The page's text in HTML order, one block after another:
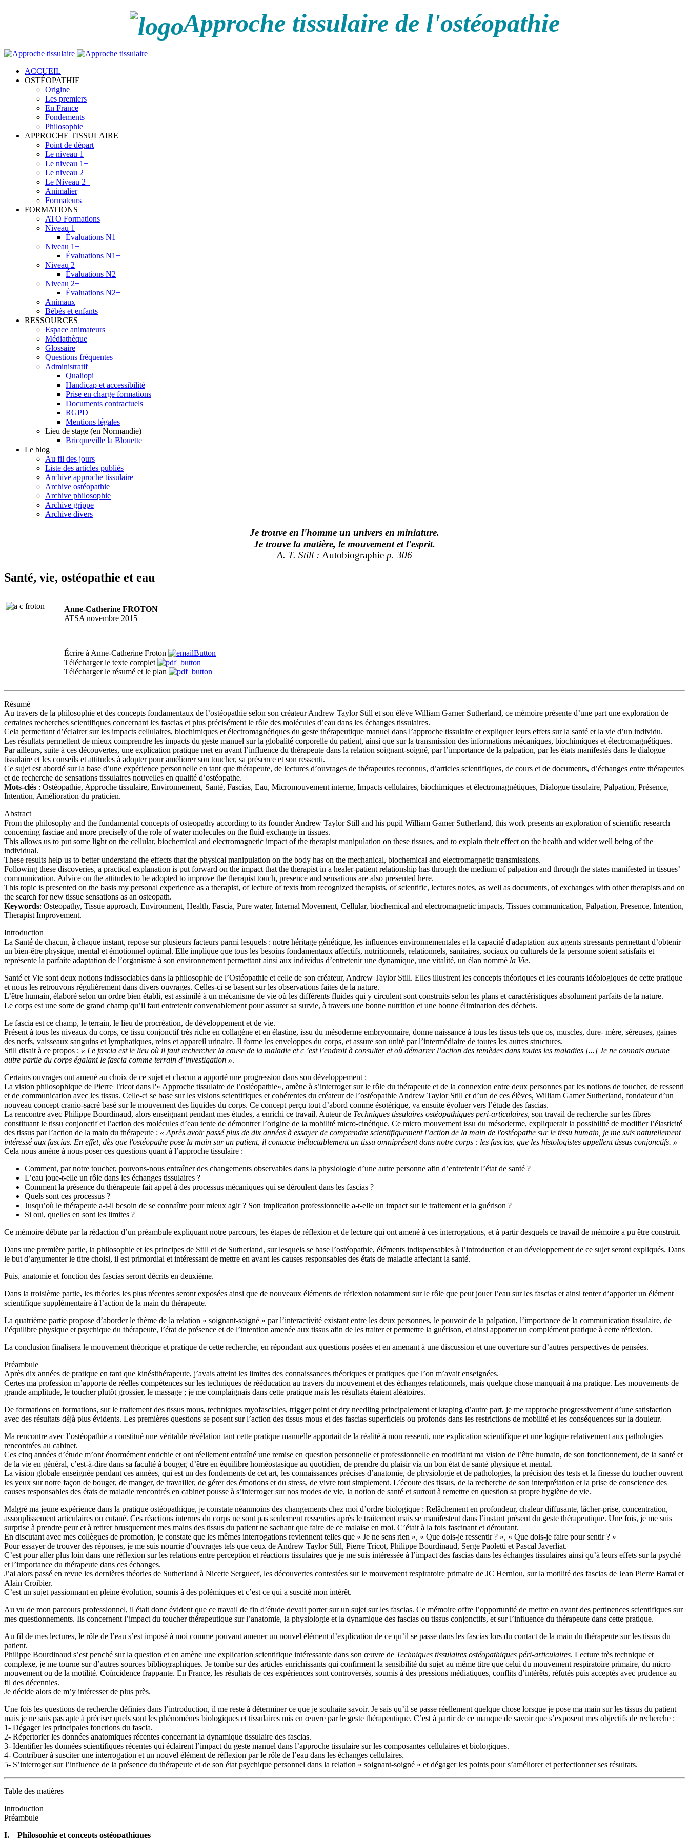
Approche tissulaire de l'ostéopathie
ACCUEIL
OSTÉOPATHIE
Origine
Les premiers
En France
Fondements
Philosophie
APPROCHE TISSULAIRE
Point de départ
Le niveau 1
Le niveau 1+
Le niveau 2
Le Niveau 2+
Animalier
Formateurs
FORMATIONS
ATO Formations
Niveau 1
Évaluations N1
Niveau 1+
Évaluations N1+
Niveau 2
Évaluations N2
Niveau 2+
Évaluations N2+
Animaux
Bébés et enfants
RESSOURCES
Espace animateurs
Médiathèque
Glossaire
Questions fréquentes
Administratif
Qualiopi
Handicap et accessibilité
Prise en charge formations
Documents contractuels
RGPD
Mentions légales
Lieu de stage (en Normandie)
Bricqueville la Blouette
Le blog
Au fil des jours
Liste des articles publiés
Archive approche tissulaire
Archive ostéopathie
Archive philosophie
Archive grippe
Archive divers
Je trouve en l'homme un univers en miniature.
Je trouve la matière, le mouvement et l'esprit.
A. T. Still : Autobiographie p. 306
Santé, vie, ostéopathie et eau
Anne-Catherine FROTON
ATSA novembre 2015
Écrire à Anne-Catherine Froton
Télécharger le texte complet
Télécharger le résumé et le plan
Résumé
Au travers de la philosophie et des concepts fondamentaux de l’ostéopathie selon son créateur Andrew Taylor Still et son élève William Garner Sutherland, ce mémoire présente d’une part une exploration de
certaines recherches scientifiques concernant les fascias et plus précisément le rôle des molécules d’eau dans les échanges tissulaires.
Cela permettant d’éclairer sur les impacts cellulaires, biochimiques et électromagnétiques du geste thérapeutique manuel dans l’approche tissulaire et expliquer leurs effets sur la santé et la vie d’un individu.
Les résultats permettent de mieux comprendre les impacts du geste manuel sur la globalité corporelle du patient, ainsi que sur la transmission des informations mécaniques, biochimiques et électromagnétiques.
Par ailleurs, suite à ces découvertes, une explication pratique met en avant l’influence du thérapeute dans la relation soignant-soigné, par l’importance de la palpation, par les états manifestés dans le dialogue
tissulaire et les conseils et attitudes à adopter pour améliorer son toucher, sa présence et son ressenti.
Ce sujet est abordé sur la base d’une expérience personnelle en tant que thérapeute, de lectures d’ouvrages de thérapeutes reconnus, d’articles scientifiques, de cours et de documents, d’échanges entre thérapeutes
et de recherche de sensations tissulaires nouvelles en qualité d’ostéopathe.
Mots-clés : Ostéopathie, Approche tissulaire, Environnement, Santé, Fascias, Eau, Micromouvement interne, Impacts cellulaires, biochimiques et électromagnétiques, Dialogue tissulaire, Palpation, Présence,
Intention, Amélioration du praticien.
Abstract
From the philosophy and the fundamental concepts of osteopathy according to its founder Andrew Taylor Still and his pupil William Gamer Sutherland, this work presents an exploration of scientific research
concerning fasciae and more precisely of the role of water molecules on the fluid exchange in tissues.
This allows us to put some light on the cellular, biochemical and electromagnetic impact of the therapist manipulation on these tissues, and to explain their effect on the health and wider well being of the
individual.
These results help us to better understand the effects that the physical manipulation on the body has on the mechanical, biochemical and electromagnetic transmissions.
Following these discoveries, a practical explanation is put forward on the impact that the therapist in a healer-patient relationship has through the medium of palpation and through the states manifested in tissues’
communication. Advice on the attitudes to be adopted to improve the therapist touch, presence and sensations are also presented here.
This topic is presented on the basis my personal experience as a therapist, of lecture of texts from recognized therapists, of scientific, lectures notes, as well as documents, of exchanges with other therapists and on
the search for new tissue sensations as an osteopath.
Keywords: Osteopathy, Tissue approach, Environment, Health, Fascia, Pure water, Internal Movement, Cellular, biochemical and electromagnetic impacts, Tissues communication, Palpation, Presence, Intention,
Therapist Improvement.
Introduction
La Santé de chacun, à chaque instant, repose sur plusieurs facteurs parmi lesquels : notre héritage génétique, les influences environnementales et la capacité d'adaptation aux agents stressants permettant d’obtenir
un bien-être physique, mental et émotionnel optimal. Elle implique que tous les besoins fondamentaux affectifs, nutritionnels, relationnels, sanitaires, sociaux ou culturels de la personne soient satisfaits et
représente la parfaite adaptation de l’organisme à son environnement permettant ainsi aux individus d’entretenir une dynamique, une vitalité, un élan nommé la Vie.
Santé et Vie sont deux notions indissociables dans la philosophie de l’Ostéopathie et celle de son créateur, Andrew Taylor Still. Elles illustrent les concepts théoriques et les courants idéologiques de cette pratique
et nous les retrouvons régulièrement dans divers ouvrages. Celles-ci se basent sur les observations faites de la nature.
L’être humain, élaboré selon un ordre bien établi, est assimilé à un mécanisme de vie où les différents fluides qui y circulent sont construits selon les plans et caractéristiques absolument parfaits de la nature.
Le corps est une sorte de grand champ qu’il faut entretenir convenablement pour assurer sa survie, à travers une bonne nutrition et une bonne élimination des déchets.
Le fascia est ce champ, le terrain, le lieu de procréation, de développement et de vie.
Présent à tous les niveaux du corps, ce tissu conjonctif très riche en collagène et en élastine, issu du mésoderme embryonnaire, donne naissance à tous les tissus tels que os, muscles, dure- mère, séreuses, gaines
des nerfs, vaisseaux sanguins et lymphatiques, reins et appareil urinaire. Il forme les enveloppes du corps, et assure son unité par l’intermédiaire de toutes les autres structures.
Still disait à ce propos : « Le fascia est le lieu où il faut rechercher la cause de la maladie et c ’est l’endroit à consulter et où démarrer l’action des remèdes dans toutes les maladies [...] Je ne connais aucune
autre partie du corps égalant le fascia comme terrain d’investigation ».
Certains ouvrages ont amené au choix de ce sujet et chacun a apporté une progression dans son développement :
La vision philosophique de Pierre Tricot dans l'« Approche tissulaire de l’ostéopathie», amène à s’interroger sur le rôle du thérapeute et de la connexion entre deux personnes par les notions de toucher, de ressenti
et de communication avec les tissus. Celle-ci se base sur les visions scientifiques et cohérentes du créateur de l’ostéopathie Andrew Taylor Still et d’un de ces élèves, William Gamer Sutherland, fondateur d’un
nouveau concept cranio-sacré basé sur le mouvement des liquides du corps. Ce concept perçu tout d’abord comme ésotérique, va ensuite évoluer vers l’étude des fascias.
La rencontre avec Philippe Bourdinaud, alors enseignant pendant mes études, a enrichi ce travail. Auteur de Techniques tissulaires ostéopathiques peri-articulaires, son travail de recherche sur les fibres
constituant le tissu conjonctif et l’action des molécules d’eau tente de démontrer l’origine de la mobilité micro-cinétique. Ce micro mouvement issu du mésoderme, expliquerait la possibilité de modifier l’élasticité
des tissus par l’action de la main du thérapeute : « Après avoir passé plus de dix années à essayer de comprendre scientifiquement l’action de la main de l'ostéopathe sur le tissu humain, je me suis naturellement
intéressé aux fascias. En effet, dès que l'ostéopathe pose la main sur un patient, il contacte inéluctablementun tissu omniprésent dans notre corps : les fascias, que les histologistes appellent tissus conjonctifs. »
Cela nous amène à nous poser ces questions quant à l’approche tissulaire :
Comment, par notre toucher, pouvons-nous entraîner des changements observables dans la physiologie d’une autre personne afin d’entretenir l’état de santé ?
L’eau joue-t-elle un rôle dans les échanges tissulaires ?
Comment la présence du thérapeute fait appel à des processus mécaniques qui se déroulent dans les fascias ?
Quels sont ces processus ?
Jusqu’où le thérapeute a-t-il besoin de se connaître pour mieux agir ? Son implication professionnelle a-t-elle un impact sur le traitement et la guérison ?
Si oui, quelles en sont les limites ?
Ce mémoire débute par la rédaction d’un préambule expliquant notre parcours, les étapes de réflexion et de lecture qui ont amené à ces interrogations, et à partir desquels ce travail de mémoire a pu être construit.
Dans une première partie, la philosophie et les principes de Still et de Sutherland, sur lesquels se base l’ostéopathie, éléments indispensables à l’introduction et au développement de ce sujet seront expliqués. Dans
le but d’argumenter le titre choisi, il est primordial et intéressant de mettre en avant les causes responsables des états de maladie affectant la santé.
Puis, anatomie et fonction des fascias seront décrits en deuxième.
Dans la troisième partie, les théories les plus récentes seront exposées ainsi que de nouveaux éléments de réflexion notamment sur le rôle que peut jouer l’eau sur les fascias et ainsi tenter d’apporter un élément
scientifique supplémentaire à l’action de la main du thérapeute.
La quatrième partie propose d’aborder le thème de la relation « soignant-soigné » par l’interactivité existant entre les deux personnes, le pouvoir de la palpation, l’importance de la communication tissulaire, de
l’équilibre physique et psychique du thérapeute, l’état de présence et de l’intention amenée aux tissus afin de les traiter et permettre la guérison, et ainsi apporter un complément pratique à cette réflexion.
La conclusion finalisera le mouvement théorique et pratique de cette recherche, en répondant aux questions posées et en amenant à une discussion et une ouverture sur d’autres perspectives de pensées.
Préambule
Après dix années de pratique en tant que kinésithérapeute, j’avais atteint les limites des connaissances théoriques et pratiques que l’on m’avait enseignées.
Certes ma profession m’apporte de réelles compétences sur les techniques de rééducation au travers du mouvement et des échanges relationnels, mais quelque chose manquait à ma pratique. Les mouvements de
grande amplitude, le toucher plutôt grossier, le massage ; je me complaignais dans cette pratique mais les résultats étaient aléatoires.
De formations en formations, sur le traitement des tissus mous, techniques myofasciales, trigger point et dry needling principalement et ktaping d’autre part, je me rapproche progressivement d’une satisfaction
avec des résultats déjà plus évidents. Les premières questions se posent sur l’action des tissus mous et des fascias superficiels ou profonds dans les restrictions de mobilité et les conséquences sur la douleur.
Ma rencontre avec l’ostéopathie a constitué une véritable révélation tant cette pratique manuelle apportait de la réalité à mon ressenti, une explication scientifique et une logique relativement aux pathologies
rencontrées au cabinet.
Ces cinq années d’étude m’ont énormément enrichie et ont réellement entraîné une remise en question personnelle et professionnelle en modifiant ma vision de l’être humain, de son fonctionnement, de la santé et
de la vie en général, c’est-à-dire dans sa faculté à bouger, d’être en équilibre homéostasique au quotidien, de prendre du plaisir via un bon état de santé physique et mental.
La vision globale enseignée pendant ces années, qui est un des fondements de cet art, les connaissances précises d’anatomie, de physiologie et de pathologies, la précision des tests et la finesse du toucher ouvrent
les yeux sur notre façon de bouger, de manger, de travailler, de gérer des émotions et du stress, de vivre tout simplement. L’écoute des tissus, de la recherche de son interprétation et la prise de conscience des
causes responsables des états de maladie rencontrés en cabinet pousse à s’interroger sur nos modes de vie, la notion de santé et surtout à remettre en question sa propre hygiène de vie.
Malgré ma jeune expérience dans la pratique ostéopathique, je constate néanmoins des changements chez moi d’ordre biologique : Relâchement en profondeur, chaleur diffusante, lâcher-prise, concentration,
assouplissement articulaires ou cutané. Ces réactions internes du corps ne sont pas seulement ressenties après le traitement mais se manifestent dans l’instant présent du geste thérapeutique. Une fois, je me suis
surprise à prendre peur et à retirer brusquement mes mains des tissus du patient ne sachant que faire de ce malaise en moi. C’était à la fois fascinant et déroutant.
En discutant avec mes collègues de promotion, je constate que les mêmes interrogations reviennent telles que « Je ne sens rien », « Que dois-je ressentir ? », « Que dois-je faire pour sentir ? »
Pour essayer de trouver des réponses, je me suis nourrie d’ouvrages tels que ceux de Andrew Taylor Still, Pierre Tricot, Philippe Bourdinaud, Serge Paoletti et Pascal Javerliat.
C’est pour aller plus loin dans une réflexion sur les relations entre perception et réactions tissulaires que je me suis intéressée à l’impact des fascias dans les échanges tissulaires ainsi qu’à leurs effets sur la psyché
et l’importance du thérapeute dans ces échanges.
J’ai alors passé en revue les dernières théories de Sutherland à Nicette Sergueef, les découvertes contestées sur le mouvement respiratoire primaire de JC Herniou, sur la motilité des fascias de Jean Pierre Barrai et
Alain Croibier.
C’est un sujet passionnant en pleine évolution, soumis à des polémiques et c’est ce qui a suscité mon intérêt.
Au vu de mon parcours professionnel, il était donc évident que ce travail de fin d’étude devait porter sur un sujet sur les fascias. Ce mémoire offre l’opportunité de mettre en avant des pertinences scientifiques sur
mes questionnements. Ils concernent l’impact du toucher thérapeutique sur l’anatomie, la physiologie et la dynamique des fascias ou tissus conjonctifs, et sur l’influence du thérapeute dans cette pratique.
Au fil de mes lectures, le rôle de l’eau s’est imposé à moi comme pouvant amener un nouvel élément d’explication de ce qu’il se passe dans les fascias lors du contact de la main du thérapeute sur les tissus du
patient.
Philippe Bourdinaud s’est penché sur la question et en amène une explication scientifique intéressante dans son œuvre de Techniques tissulaires ostéopathiques péri-articulaires. Lecture très technique et
complexe, je me tourne sur d’autres sources bibliographiques. Je tombe sur des articles enrichissants qui confirment la sensibilité du sujet au même titre que celui du mouvement respiratoire primaire, du micro
mouvement ou de la motilité. Coïncidence frappante. En France, les résultats de ces expériences sont controversés, soumis à des pressions médiatiques, conflits d’intérêts, réfutés puis acceptés avec prudence au
fil des décennies.
Je décide alors de m’y intéresser de plus près.
Une fois les questions de recherche définies dans l’introduction, il me reste à déterminer ce que je souhaite savoir. Je sais qu’il se passe réellement quelque chose lorsque je pose ma main sur les tissus du patient
mais je ne suis pas apte à préciser quels sont les phénomènes biologiques et tissulaires mis en œuvre par le geste thérapeutique. C’est à partir de ce manque de savoir que s’exposent mes objectifs de recherche :
1- Dégager les principales fonctions du fascia.
2- Répertorier les données anatomiques récentes concernant la dynamique tissulaire des fascias.
3- Identifier les données scientifiques récentes qui éclairent l’impact du geste manuel dans l’approche tissulaire sur les composantes cellulaires et biologiques.
4- Contribuer à susciter une interrogation et un nouvel élément de réflexion par le rôle de l’eau dans les échanges cellulaires.
5- S’interroger sur l’influence de la présence du thérapeute et de son état psychique personnel dans la relation « soignant-soigné » et dégager les points pour s’améliorer et perfectionner ses résultats.
Table des matières
Introduction
Préambule
I. Philosophie et concepts ostéopathiques